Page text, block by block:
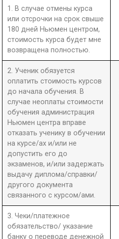
1. В случае отмены курса
или отсрочки на срок свыше
180 дней Ньюмен центром,
стоимость курса будет мне
возвращена полностью.
2. Ученик обязуется
оплатить стоимость курсов
до начала обучения. В
случае неоплаты стоимости
обучения администрация
Ньюмен центра вправе
отказать ученику в обучении
на курсе/ах и/или не
допустить его до
экзаменов, и/или задержать
выдачу диплома/справки/
другого документа
связанного с курсом/ами.
3. Чеки/платежное
обязательство/ указание
банку о переводе денежной